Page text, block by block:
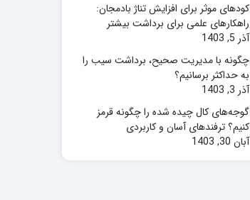
کودهای موثر برای افزایش تناژ بادمجان:
راهکارهای علمی برای برداشت بیشتر
آذر 5, 1403
چگونه با مدیریت صحیح، برداشت سیب را
به حداکثر برسانیم؟
آذر 3, 1403
گوجه‌های کال چیده شده را چگونه قرمز
کنیم؟ ترفندهای آسان و کاربردی
آبان 30, 1403